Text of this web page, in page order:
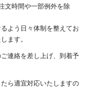
文時間や一部例外を除
よう日々体制を整えてお
ます。
連絡を差し上げ、到着予
ら適宜対応いたしますの